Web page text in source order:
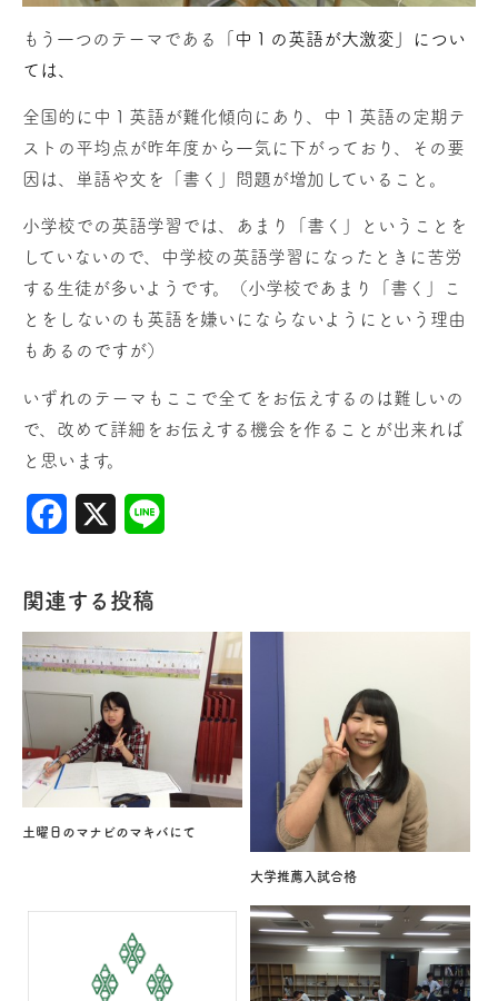
もう一つのテーマである「 中１の英語が大激変」につい
ては、
全国的に中１英語が難化傾向にあり、中１英語の定期テ
ストの平均点が昨年度から一気に下がっており、その要
因は、
単語や文を「書く」問題が増加していること。
小学校での英語学習では、あまり「書く」ということを
していないので、中学校の英語学習になったときに苦労
する生徒が多いようです。（小学校であまり「書く」こ
とをしないのも英語を嫌いにならないようにという理由
もあるのですが）
いずれのテーマもここで全てをお伝えするのは難しいの
で、改めて詳細をお伝えする機会を作ることが出来れば
と思います。
Facebook
関連する投稿
土曜日のマナビのマキバにて
大学推薦入試合格